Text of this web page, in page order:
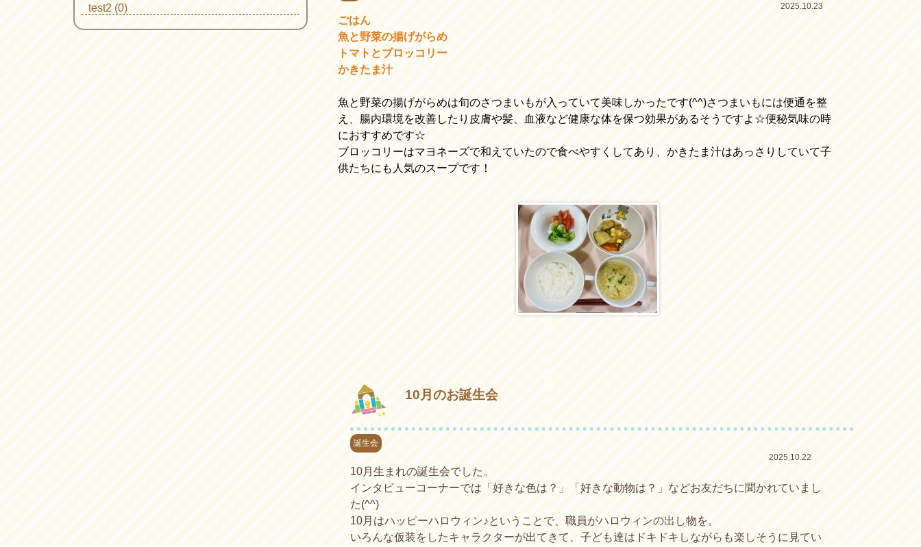
test2 (0)
2025.10.23
ごはん
魚と野菜の揚げがらめ
トマトとブロッコリー
かきたま汁
魚と野菜の揚げがらめは旬のさつまいもが入っていて美味しかったです(^^)さつまいもには便通を整
え、腸内環境を改善したり皮膚や髪、血液など健康な体を保つ効果があるそうですよ☆便秘気味の時
におすすめです☆
ブロッコリーはマヨネーズで和えていたので食べやすくしてあり、かきたま汁はあっさりしていて子
供たちにも人気のスープです！
10月のお誕生会
誕生会
2025.10.22
10月生まれの誕生会でした。
インタビューコーナーでは「好きな色は？」「好きな動物は？」などお友だちに聞かれていまし
た(^^)
10月はハッピーハロウィン♪ということで、職員がハロウィンの出し物を。
いろんな仮装をしたキャラクターが出てきて、子ども達はドキドキしながらも楽しそうに見てい